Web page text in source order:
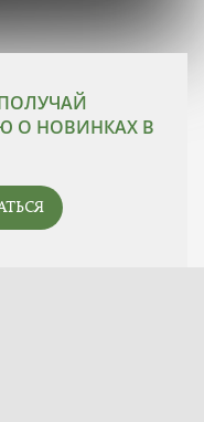
О НОВИНКАХ В